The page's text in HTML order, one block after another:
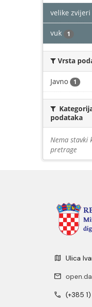
velike zvijeri
vuk 1
Vrsta
Javno 1
podataka
Nema
pretrage